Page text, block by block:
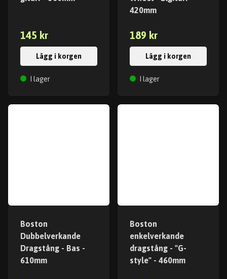
145 kr
Lägg i korgen
I lager
420mm
189 kr
Lägg i korgen
I lager
Boston
Dubbelverkande
Dragstång - Bas -
610mm
Boston
enkelverkande
dragstång - "G-
style" - 460mm